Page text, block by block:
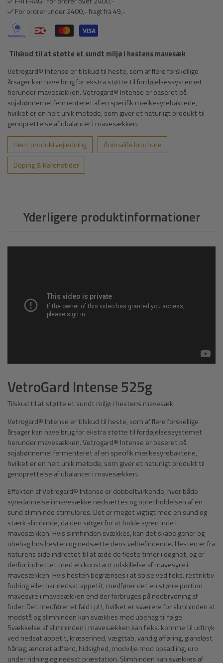
For ordrer under 2400,- fragt fra 49,-
Tilskud til at støtte et sundt miljø i hestens mavesæk
Vetrogard® Intense er tilskud til heste, som af flere forskellige
årsager kan have brug for ekstra støtte til fordøjelsessystemet
herunder mavesækken. Vetrogard® Intense er baseret på
sojabønnemel fermenteret af en specifik mælkesyrebakterie,
hvilket er en helt unik metode, som giver et naturligt produkt til
genoprettelse af ubalancer i mavesækken.
Hent produktvejledning
Animalife brochure
Doping & Karenstider
Yderligere produktinformationer
VetroGard Intense 525g
Tilskud til at støtte et sundt miljø i hestens mavesæk
Vetrogard® Intense er tilskud til heste, som af flere forskellige
årsager kan have brug for ekstra støtte til fordøjelsessystemet
herunder mavesækken. Vetrogard® Intense er baseret på
sojabønnemel fermenteret af en specifik mælkesyrebakterie,
hvilket er en helt unik metode, som giver et naturligt produkt til
genoprettelse af ubalancer i mavesækken.
Effekten af Vetrogard® Intense er dobbeltvirkende, hvor både
syredannelse i mavesække nedsættes og opretholdelsen af en
sund slimhinde stimuleres. Det er meget vigtigt med en sund og
stærk slimhinde, da den sørger for at holde syren inde i
mavesækken. Hvis slimhinden svækkes, kan det skabe gener og
ubehag hos hesten og nedsætte dens velbefindende. Hesten er fra
naturens side indrettet til at æde de fleste timer i døgnet, og er
derfor indrettet med en konstant udskillelse af mavesyre i
mavesækken. Hvis hesten begrænses i at spise ved f.eks. restriktiv
fodring eller har nedsat appetit, medfører det en større portion
mavesyre i mavesækken end der forbruges på nedbrydning af
foder. Det medfører et fald i pH, hvilket er sværere for slimhinden at
modstå og slimhinden kan svækkes med ubehag til følge.
Svækkelse af slimhinden i mavesækken kan f.eks. komme til udtryk
ved nedsat appetit, kræsenhed, vægttab, vandig afføring, glansløst
hårlag, ændret adfærd, hidsighed, modvilje mod opsadling, uro
under ridning og nedsat præstation. Slimhinden kan svækkes af